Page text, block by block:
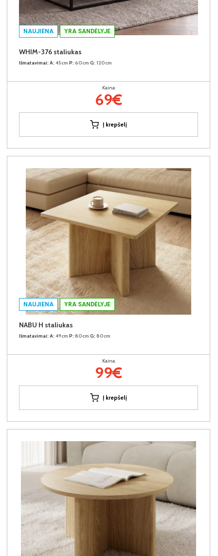
NAUJIENA YRA SANDĖLYJE
WHIM-376 staliukas
Išmatavimai: A: 45cm P: 60cm G: 120cm
Kaina:
69€
Į krepšelį
NAUJIENA YRA SANDĖLYJE
NABU H staliukas
Išmatavimai: A: 49cm P: 80cm G: 80cm
Kaina:
99€
Į krepšelį